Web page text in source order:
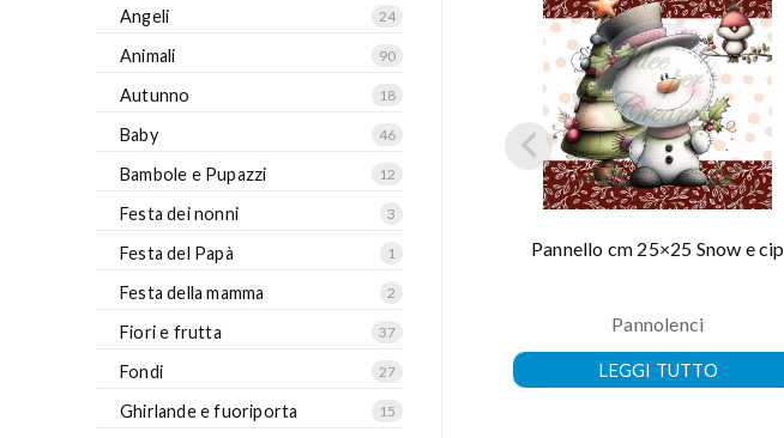
Pannello cm 25×25 Snow e cip
Pannolenci
LEGGI TUTTO
Angeli 24
Animali 90
Autunno 18
Baby 46
Bambole e Pupazzi 12
Festa dei nonni 3
Festa del Papà 1
Festa della mamma 2
Fiori e frutta 37
Fondi 27
Ghirlande e fuoriporta 15